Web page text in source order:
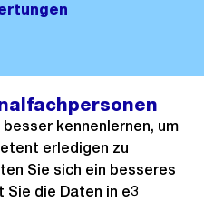
kennenlernen, um
erledigen zu
Sie sich ein besseres
Sie die Daten in e3